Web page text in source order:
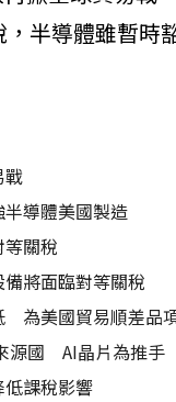
半導體雖暫時
戰
導體美國製造
關稅
將面臨對等關稅
為美國貿易順差品
源國 AI晶片為推手
課稅影響